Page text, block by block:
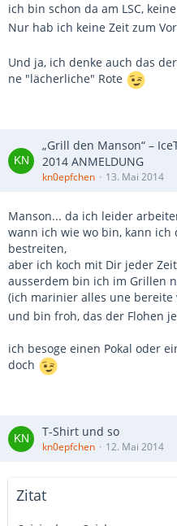
ich bin schon da am LSC,
Nur hab ich keine Zeit zum
Und ja, ich denke auch das
ne "lächerliche" Rote
„Grill den Manson“ –
2014 ANMELDUNG
kn0epfchen 13. Mai 2014
Manson... da ich leider
wann ich wie wo bin, kann
bestreiten,
aber ich koch mit Dir jeder
ausserdem bin ich im Grillen
(ich marinier alles une bereite
und bin froh, das der Flohen
ich besoge einen Pokal oder
doch
T-Shirt und so
kn0epfchen 12. Mai 2014
Zitat